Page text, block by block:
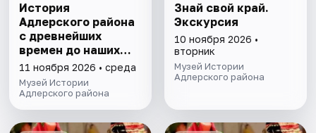
История
Адлерского района
с древнейших
времен до наших
дней
11 ноября 2026 • среда
Музей Истории
Адлерского района
Знай свой край.
Экскурсия
10 ноября 2026 •
вторник
Музей Истории
Адлерского района